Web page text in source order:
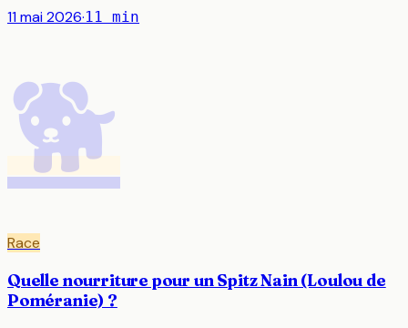
11 mai 2026·11 min
🐕
Race
Quelle nourriture pour un Spitz Nain (Loulou de
Poméranie) ?